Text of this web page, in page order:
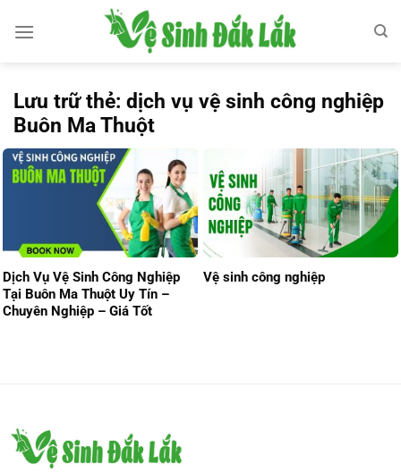
qua
Lưu trữ thẻ: dịch vụ vệ sinh công nghiệp
Buôn Ma Thuột
Dịch Vụ Vệ Sinh Công Nghiệp
Tại Buôn Ma Thuột Uy Tín –
Chuyên Nghiệp – Giá Tốt
Vệ sinh công nghiệp